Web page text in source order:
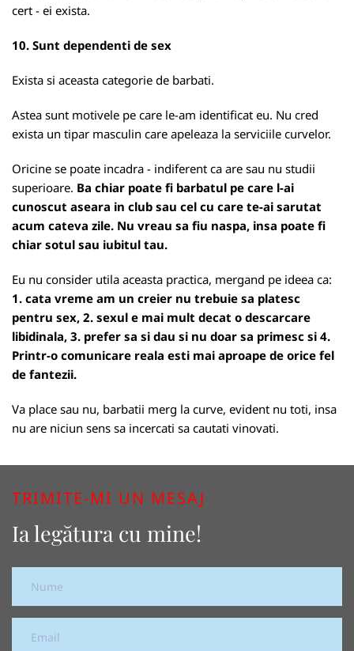
cert - ei exista.
10. Sunt dependenti de sex
Exista si aceasta categorie de barbati.
Astea sunt motivele pe care le-am identificat eu. Nu cred
exista un tipar masculin care apeleaza la serviciile curvelor.
Oricine se poate incadra - indiferent ca are sau nu studii
superioare. Ba chiar poate fi barbatul pe care l-ai
cunoscut aseara in club sau cel cu care te-ai sarutat
acum cateva zile. Nu vreau sa fiu naspa, insa poate fi
chiar sotul sau iubitul tau.
Eu nu consider utila aceasta practica, mergand pe ideea ca:
1. cata vreme am un creier nu trebuie sa platesc
pentru sex, 2. sexul e mai mult decat o descarcare
libidinala, 3. prefer sa si dau si nu doar sa primesc si 4.
Printr-o comunicare reala esti mai aproape de orice fel
de fantezii.
Va place sau nu, barbatii merg la curve, evident nu toti, insa
nu are niciun sens sa incercati sa cautati vinovati.
TRIMITE-MI UN MESAJ
Ia legătura cu mine!